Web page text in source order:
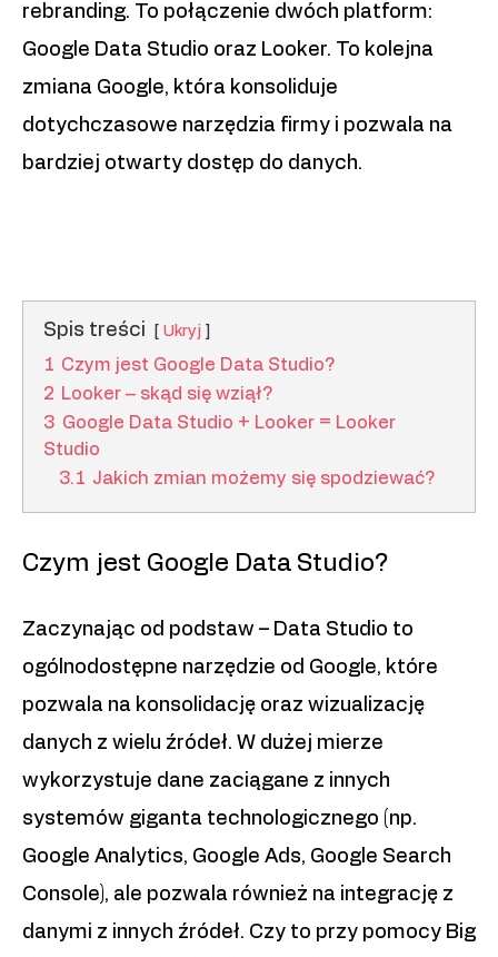
rebranding. To połączenie dwóch platform:
Google Data Studio oraz Looker. To kolejna
zmiana Google, która konsoliduje
dotychczasowe narzędzia firmy i pozwala na
bardziej otwarty dostęp do danych.
Spis treści Ukryj
1 Czym jest Google Data Studio?
2 Looker – skąd się wziął?
3 Google Data Studio + Looker = Looker
Studio
3.1 Jakich zmian możemy się spodziewać?
Czym jest Google Data Studio?
Zaczynając od podstaw – Data Studio to
ogólnodostępne narzędzie od Google, które
pozwala na konsolidację oraz wizualizację
danych z wielu źródeł. W dużej mierze
wykorzystuje dane zaciągane z innych
systemów giganta technologicznego (np.
Google Analytics, Google Ads, Google Search
Console), ale pozwala również na integrację z
danymi z innych źródeł. Czy to przy pomocy Big